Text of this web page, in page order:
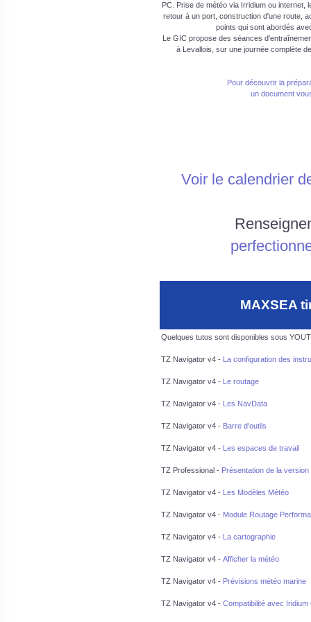
PC. Prise de météo via Irridium ou internet,
retour à un port, construction d'une route,
points qui sont abordés
Le GIC propose des séances
à Levallois, sur une journée complète
Pour découvrir la
un document
Voir le calendrier
MAXSEA
Quelques tutos sont disponibles sous
TZ Navigator v4 - La configuration des
TZ Navigator v4 - Le routage
TZ Navigator v4 - Les NavData
TZ Navigator v4 - Barre d'outils
TZ Navigator v4 - Les espaces de travail
TZ Professional - Présentation de la version
TZ Navigator v4 - Les Modèles Météo
TZ Navigator v4 - Module Routage
TZ Navigator v4 - La cartographie
TZ Navigator v4 - Afficher la météo
TZ Navigator v4 - Prévisions météo marine
TZ Navigator v4 - Compatibilité avec Iridium